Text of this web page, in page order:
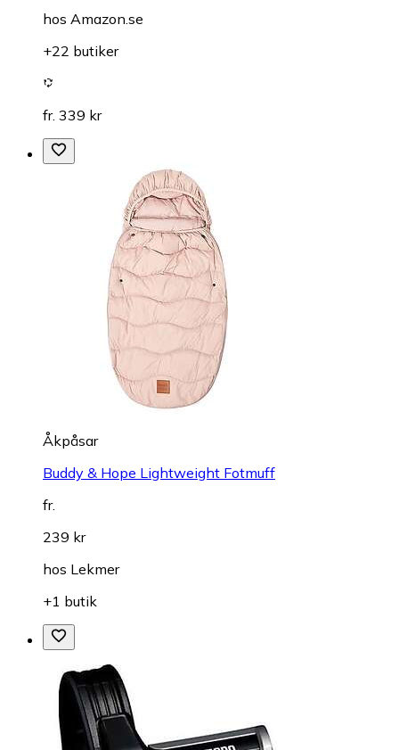
hos Amazon.se
+22 butiker
fr. 339 kr
Åkpåsar
Buddy & Hope Lightweight Fotmuff
fr.
239 kr
hos Lekmer
+1 butik